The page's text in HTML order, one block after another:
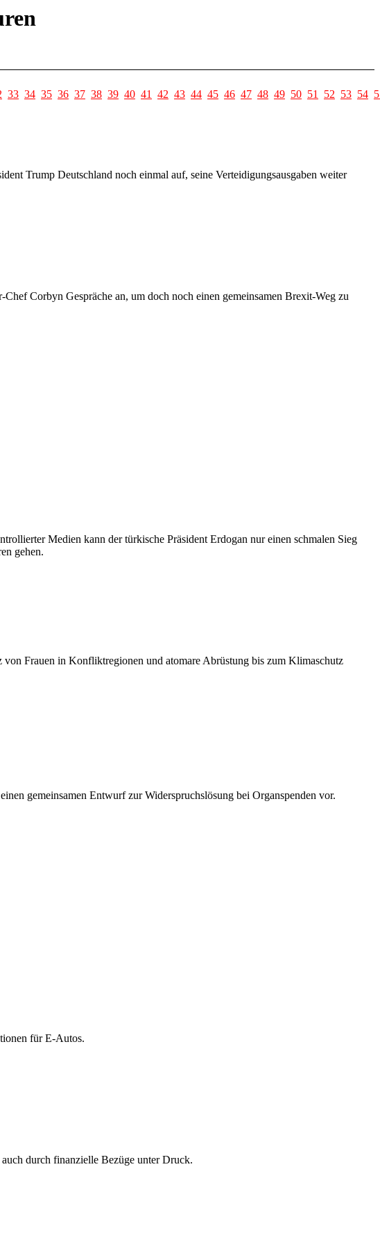
33 34 35 36 37 38 39 40 41 42 43 44 45 46 47 48 49 50 51 52 53 54
Trump Deutschland noch einmal auf, seine Verteidigungsausgaben weiter
Corbyn Gespräche an, um doch noch einen gemeinsamen Brexit-Weg zu
Medien kann der türkische Präsident Erdogan nur einen schmalen Sieg
gehen.
Frauen in Konfliktregionen und atomare Abrüstung bis zum Klimaschutz
gemeinsamen Entwurf zur Widerspruchslösung bei Organspenden vor.
für E-Autos.
durch finanzielle Bezüge unter Druck.